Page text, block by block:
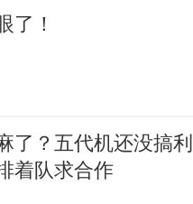
了！
了？五代机还没搞利
着队求合作